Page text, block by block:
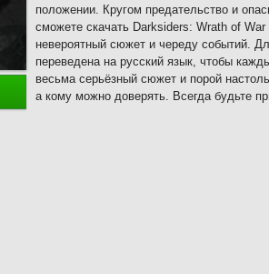
положении. Кругом предательство и
сможете скачать Darksiders: Wrath of
невероятный сюжет и череду событий.
переведена на русский язык, чтобы
весьма серьёзный сюжет и порой
а кому можно доверять. Всегда будьте